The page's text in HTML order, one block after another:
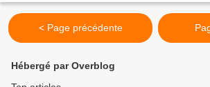
< Page précédente
Hébergé par Overblog